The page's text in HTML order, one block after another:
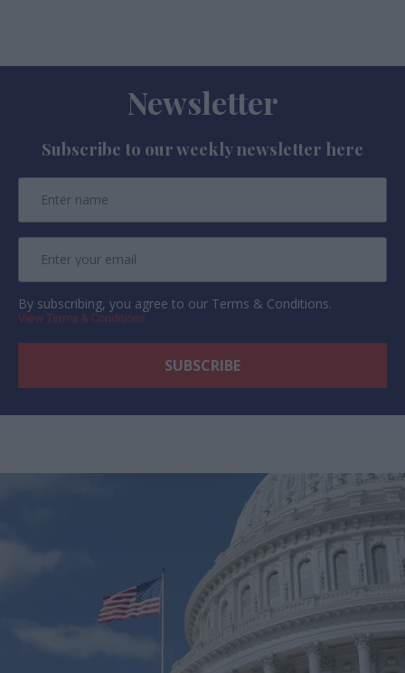
Newsletter
Subscribe to our weekly newsletter here
By subscribing, you agree to our Terms & Conditions.
View Terms & Conditions